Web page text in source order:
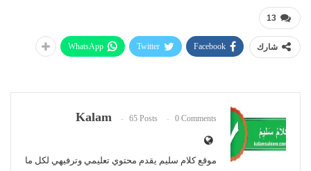
13
شارك Facebook
Twitter
WhatsApp
Kalam 65 Posts 0 Comments
موقع كلام سليم يقدم محتوي تعليمي وترفيهي لكل ما